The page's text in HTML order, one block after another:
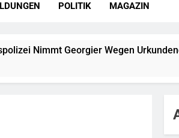
POLITIK MAGAZIN
Nimmt Georgier Wegen
Knopfdruck / Schnelle Festnahme